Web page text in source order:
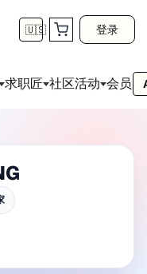
🇺🇸 登录
求职匠 社区活动 会员